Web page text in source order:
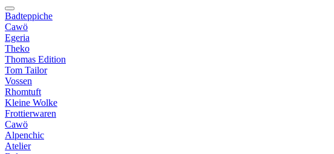
Badteppiche
Cawö
Egeria
Theko
Thomas Edition
Tom Tailor
Vossen
Rhomtuft
Kleine Wolke
Frottierwaren
Cawö
Alpenchic
Atelier